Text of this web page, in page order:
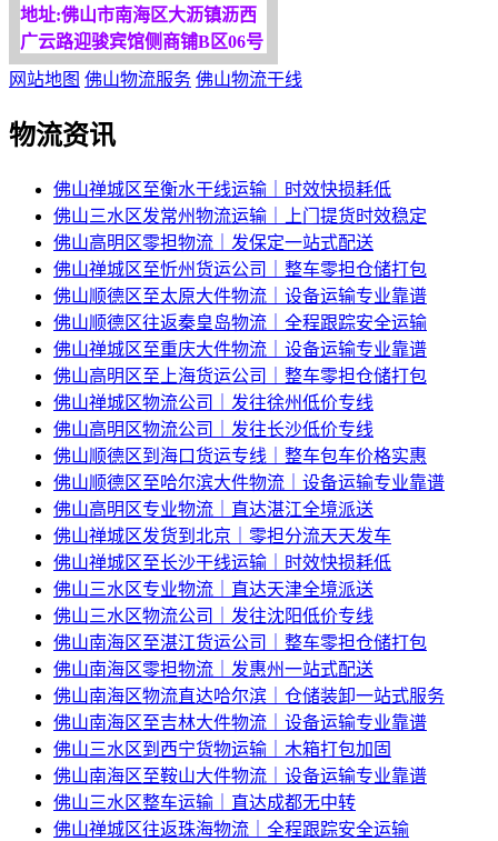
地址:佛山市南海区大沥镇沥西
广云路迎骏宾馆侧商铺B区06号
网站地图 佛山物流服务 佛山物流干线
物流资讯
佛山禅城区至衡水干线运输｜时效快损耗低
佛山三水区发常州物流运输｜上门提货时效稳定
佛山高明区零担物流｜发保定一站式配送
佛山禅城区至忻州货运公司｜整车零担仓储打包
佛山顺德区至太原大件物流｜设备运输专业靠谱
佛山顺德区往返秦皇岛物流｜全程跟踪安全运输
佛山禅城区至重庆大件物流｜设备运输专业靠谱
佛山高明区至上海货运公司｜整车零担仓储打包
佛山禅城区物流公司｜发往徐州低价专线
佛山高明区物流公司｜发往长沙低价专线
佛山顺德区到海口货运专线｜整车包车价格实惠
佛山顺德区至哈尔滨大件物流｜设备运输专业靠谱
佛山高明区专业物流｜直达湛江全境派送
佛山禅城区发货到北京｜零担分流天天发车
佛山禅城区至长沙干线运输｜时效快损耗低
佛山三水区专业物流｜直达天津全境派送
佛山三水区物流公司｜发往沈阳低价专线
佛山南海区至湛江货运公司｜整车零担仓储打包
佛山南海区零担物流｜发惠州一站式配送
佛山南海区物流直达哈尔滨｜仓储装卸一站式服务
佛山南海区至吉林大件物流｜设备运输专业靠谱
佛山三水区到西宁货物运输｜木箱打包加固
佛山南海区至鞍山大件物流｜设备运输专业靠谱
佛山三水区整车运输｜直达成都无中转
佛山禅城区往返珠海物流｜全程跟踪安全运输